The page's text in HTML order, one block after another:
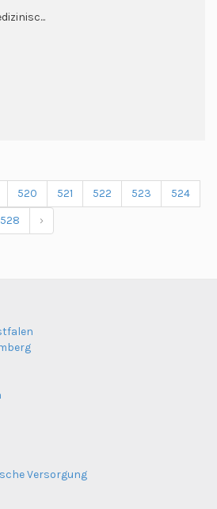
520 521 522 523
524
528 ›
Versorgung